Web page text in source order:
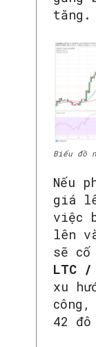
tăng.
Biểu đồ
Nếu
giá
việc
lên
sẽ cố
LTC /
xu
42